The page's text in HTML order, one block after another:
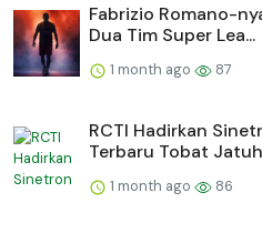
Fabrizio Romano-
Dua Tim Super Lea...
1 month ago 87
RCTI Hadirkan
Terbaru Tobat Jatuh
1 month ago 86